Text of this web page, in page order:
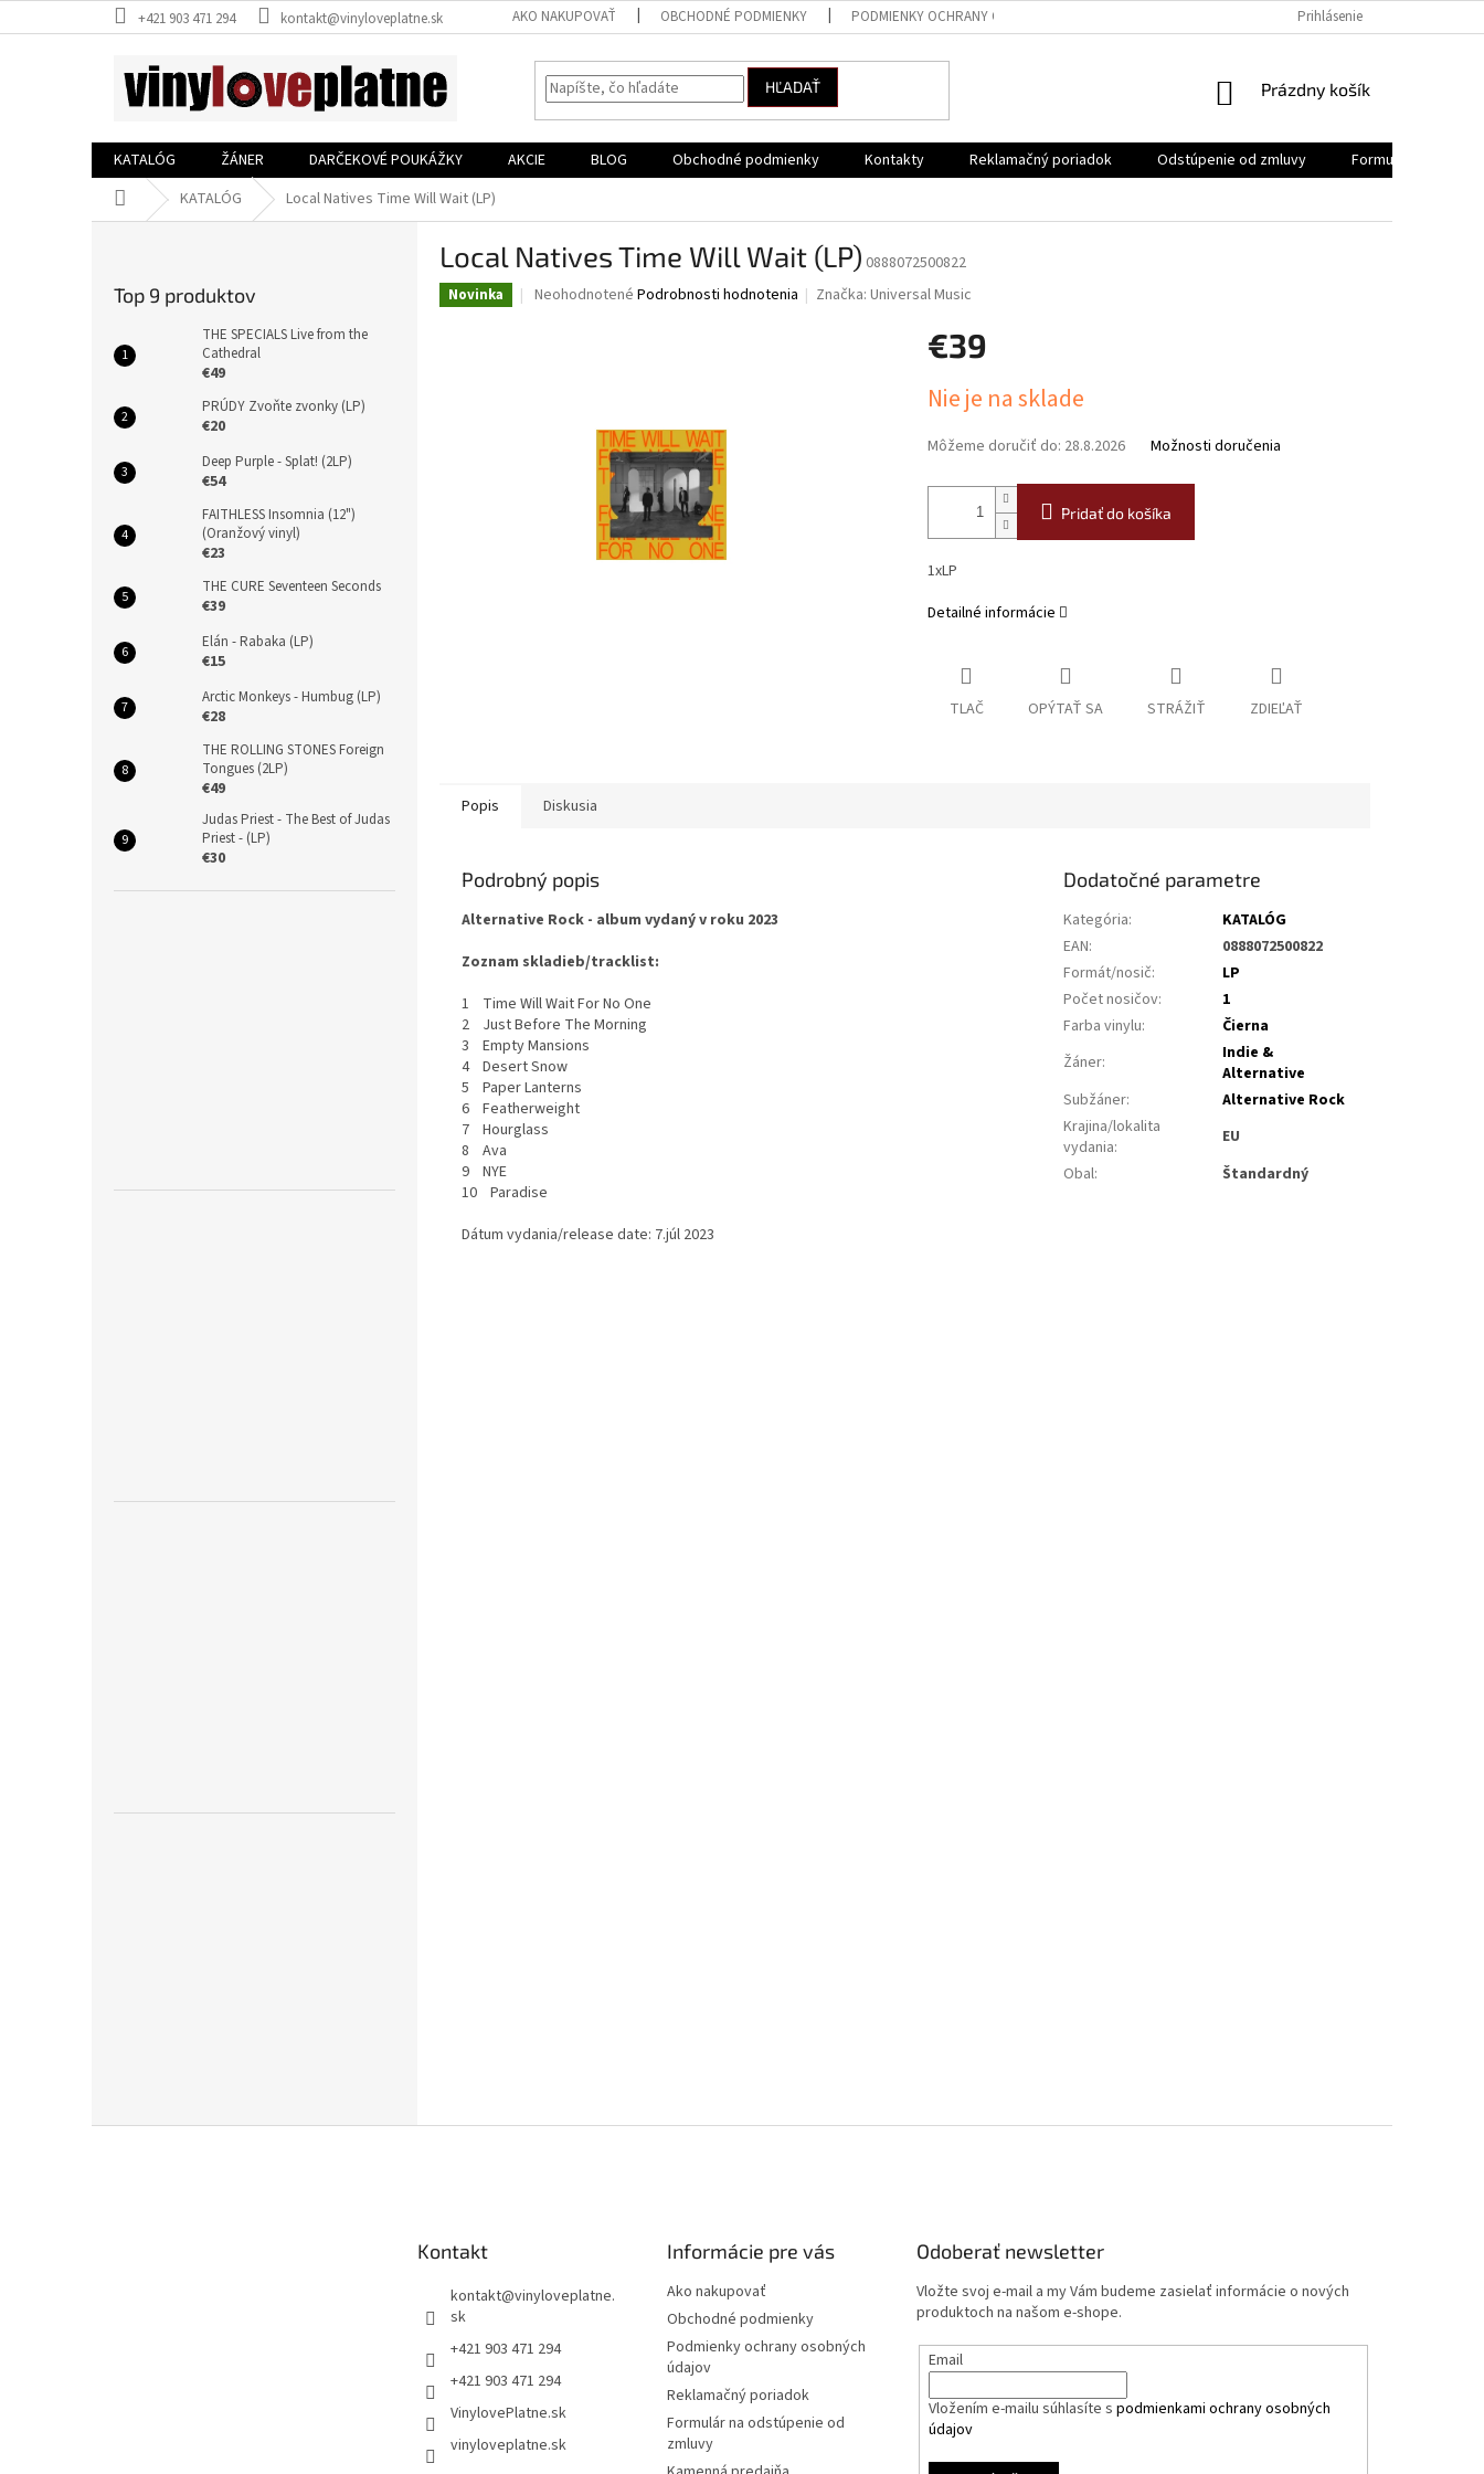
na
+421 903 471 294 kontakt@vinyloveplatne.sk AKO NAKUPOVAŤ OBCHODNÉ PODMIENKY PODMIENKY OCHRANY OSOBNÝCH ÚDAJOV REKLAMAČNÝ PORIADOK FORMULÁR NA
Prihlásenie
HĽADAŤ
NÁKUPNÝ
Prázdny košík
KATALÓG ŽÁNER DARČEKOVÉ POUKÁŽKY AKCIE BLOG Obchodné podmienky Kontakty Reklamačný poriadok Odstúpenie od zmluvy
Formulár na
DomovKATALÓG Local Natives Time Will Wait (LP)
Top 9 produktov
THE SPECIALS Live from the
Cathedral
€49
PRÚDY Zvoňte zvonky (LP)
€20
Deep Purple - Splat! (2LP)
€54
FAITHLESS Insomnia (12")
(Oranžový vinyl)
€23
THE CURE Seventeen Seconds
€39
Elán - Rabaka (LP)
€15
Arctic Monkeys - Humbug (LP)
€28
THE ROLLING STONES Foreign
Tongues (2LP)
€49
Judas Priest - The Best of Judas
Priest - (LP)
€30
Local Natives Time Will Wait (LP) 0888072500822
Novinka
Priemerné
hviezdičiek.
Neohodnotené Podrobnosti hodnotenia Značka:Universal Music
€39
cena:
Nie je na sklade
Môžeme doručiť do: 28.8.2026 Možnosti doručenia
Pridať do košíka
1xLP
Detailné informácie
TLAČ OPÝTAŤ SA STRÁŽIŤ ZDIEĽAŤ
Popis Diskusia
Podrobný popis
Alternative Rock - album vydaný v roku 2023
Zoznam skladieb/tracklist:
1 Time Will Wait For No One
2 Just Before The Morning
3 Empty Mansions
4 Desert Snow
5 Paper Lanterns
6 Featherweight
7 Hourglass
8 Ava
9 NYE
10 Paradise
Dátum vydania/release date: 7.júl 2023
Dodatočné parametre
Kategória:
KATALÓG
EAN:
0888072500822
Formát/nosič:
LP
Počet nosičov:
1
Farba vinylu:
Čierna
Žáner:
Indie &
Alternative
Subžáner:
Alternative Rock
Krajina/lokalita
vydania:
EU
Obal: Štandardný
Kontakt
kontakt@vinyloveplatne.
sk
+421 903 471 294
+421 903 471 294
VinylovePlatne.sk
vinyloveplatne.sk
Informácie pre vás
Ako nakupovať
Obchodné podmienky
Podmienky ochrany osobných
údajov
Reklamačný poriadok
Formulár na odstúpenie od
zmluvy
Odoberať newsletter
Vložte svoj e-mail a my Vám budeme zasielať informácie o nových
produktoch na našom e-shope.
Email
Vložením e-mailu súhlasíte spodmienkami ochrany osobných
údajov